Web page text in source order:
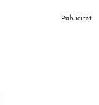
Publicitat